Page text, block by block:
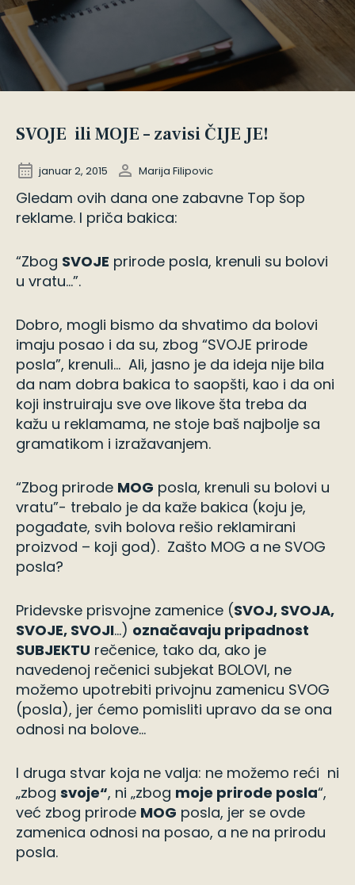
SVOJE ili MOJE – zavisi ČIJE JE!
januar 2, 2015 Marija Filipovic
Gledam ovih dana one zabavne Top šop
reklame. I priča bakica:
“Zbog SVOJE prirode posla, krenuli su bolovi
u vratu…”.
Dobro, mogli bismo da shvatimo da bolovi
imaju posao i da su, zbog “SVOJE prirode
posla”, krenuli… Ali, jasno je da ideja nije bila
da nam dobra bakica to saopšti, kao i da oni
koji instruiraju sve ove likove šta treba da
kažu u reklamama, ne stoje baš najbolje sa
gramatikom i izražavanjem.
“Zbog prirode MOG posla, krenuli su bolovi u
vratu”- trebalo je da kaže bakica (koju je,
pogađate, svih bolova rešio reklamirani
proizvod – koji god). Zašto MOG a ne SVOG
posla?
Pridevske prisvojne zamenice (SVOJ, SVOJA,
SVOJE, SVOJI…) označavaju pripadnost
SUBJEKTU rečenice, tako da, ako je
navedenoj rečenici subjekat BOLOVI, ne
možemo upotrebiti privojnu zamenicu SVOG
(posla), jer ćemo pomisliti upravo da se ona
odnosi na bolove…
I druga stvar koja ne valja: ne možemo reći ni
„zbog svoje“, ni „zbog moje prirode posla“,
već zbog prirode MOG posla, jer se ovde
zamenica odnosi na posao, a ne na prirodu
posla.